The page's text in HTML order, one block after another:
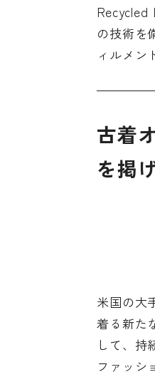
Recycled
の技術を
ィルメン
古着
を掲
米国の大
着る新た
して、持
ファッシ